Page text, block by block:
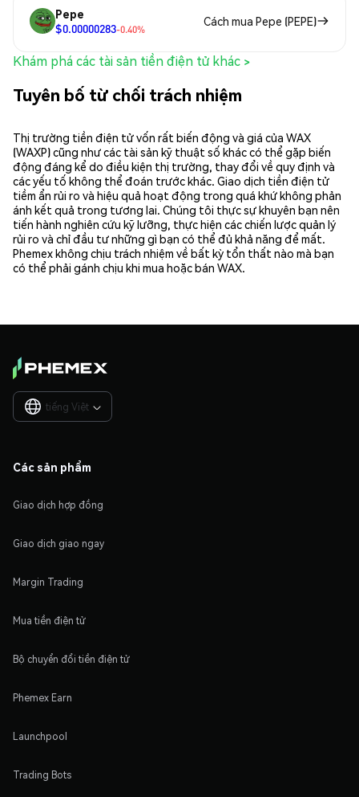
Pepe
$0.00000283-0.40%
Cách mua Pepe (PEPE)
Khám phá các tài sản tiền điện tử khác >
Tuyên bố từ chối trách nhiệm
Thị trường tiền điện tử vốn rất biến động và giá của WAX
(WAXP) cũng như các tài sản kỹ thuật số khác có thể gặp biến
động đáng kể do điều kiện thị trường, thay đổi về quy định và
các yếu tố không thể đoán trước khác. Giao dịch tiền điện tử
tiềm ẩn rủi ro và hiệu quả hoạt động trong quá khứ không phản
ánh kết quả trong tương lai. Chúng tôi thực sự khuyên bạn nên
tiến hành nghiên cứu kỹ lưỡng, thực hiện các chiến lược quản lý
rủi ro và chỉ đầu tư những gì bạn có thể đủ khả năng để mất.
Phemex không chịu trách nhiệm về bất kỳ tổn thất nào mà bạn
có thể phải gánh chịu khi mua hoặc bán WAX.
tiếng Việt 
Các sản phẩm
Giao dịch hợp đồng
Giao dịch giao ngay
Margin Trading
Mua tiền điện tử
Bộ chuyển đổi tiền điện tử
Phemex Earn
Launchpool
Trading Bots